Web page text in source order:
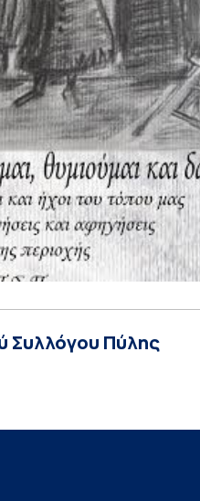
Συλλόγου Πύλης